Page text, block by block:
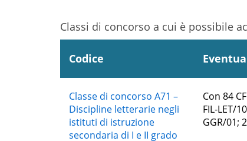
Classi di concorso a cui è possibile
Codice
Classe di concorso A71 –
Discipline letterarie negli
istituti di istruzione
secondaria di I e II grado
Con 84
FIL-LET/
GGR/01;